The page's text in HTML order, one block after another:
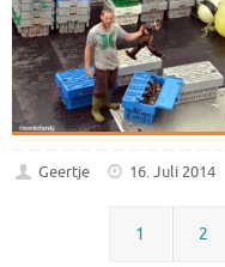
Geertje 16. Juli 2014
1 2